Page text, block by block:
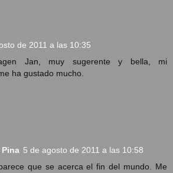
de 2011 a las 10:35
Jan, muy sugerente y bella, mi
ha gustado mucho.
5 de agosto de 2011 a las 10:58
que se acerca el fin del mundo. Me